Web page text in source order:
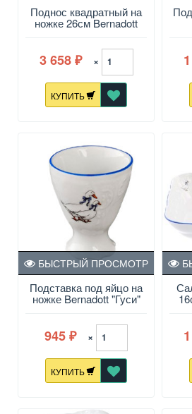
Поднос квадратный на
ножке 26см Bernadott
3 658 ₽ ×
КУПИТЬ
Подставка под яйцо на
ножке Bernadott "Гуси"
БЫСТРЫЙ ПРОСМОТР
945 ₽ ×
КУПИТЬ